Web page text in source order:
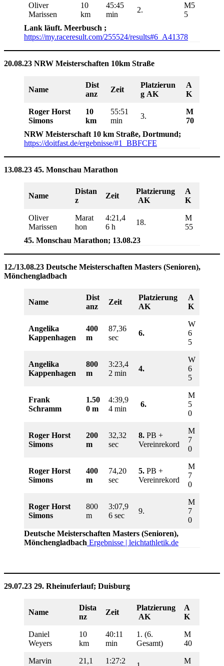
Oliver
Marissen
10
km
45:45
min
2.
M5
5
Lank läuft. Meerbusch ;
https://my.raceresult.com/255524/results#6_A41378
20.08.23 NRW Meisterschaften 10km Straße
Name
Dist
anz
Zeit
Platzierun
g AK
A
K
Roger Horst
Simons
10
km
55:51
min
3.
M
70
NRW Meisterschaft 10 km Straße, Dortmund;
https://doitfast.de/ergebnisse/#1_BBFCFE
13.08.23 45. Monschau Marathon
Name
Distan
z
Zeit
Platzierung
AK
A
K
Oliver
Marissen
Marat
hon
4:21,4
6 h
18.
M
55
45. Monschau Marathon; 13.08.23
12./13.08.23 Deutsche Meisterschaften Masters (Senioren),
Mönchengladbach
Name
Dist
anz
Zeit
Platzierung
AK
A
K
Angelika
Kappenhagen
400
m
87,36
sec
6.
W
6
5
Angelika
Kappenhagen
800
m
3:23,4
2 min
4.
W
6
5
Frank
Schramm
1.50
0 m
4:39,9
4 min
6.
M
5
0
Roger Horst
Simons
200
m
32,32
sec
8. PB +
Vereinrekord
M
7
0
Roger Horst
Simons
400
m
74,20
sec
5. PB +
Vereinrekord
M
7
0
Roger Horst
Simons
800
m
3:07,9
6 sec
9.
M
7
0
Deutsche Meisterschaften Masters (Senioren),
Mönchengladbach Ergebnisse | leichtathletik.de
29.07.23 29. Rheinuferlauf; Duisburg
Name
Dista
nz
Zeit
Platzierung
AK
A
K
Daniel
Weyers
10
km
40:11
min
1. (6.
Gesamt)
M
40
Marvin
21,1
1:27:2
M